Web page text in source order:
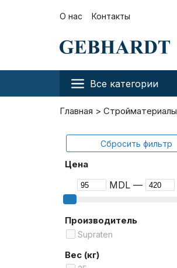
О нас Контакты
Все категории
Главная Стройматериалы
Сбросить фильтр
Цена
MDL —
Производитель
Supraten
Вес (кг)